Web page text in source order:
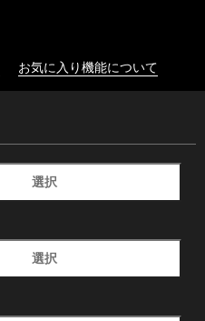
お気に入り機能について
選択
選択